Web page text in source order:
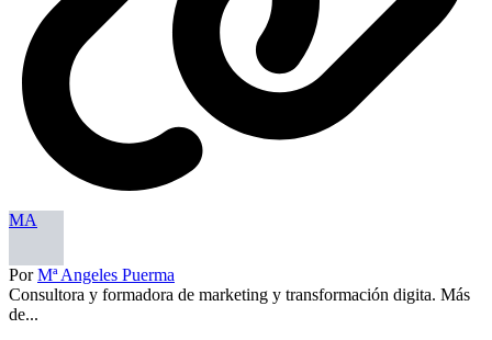
MA
PorMª Angeles Puerma
Consultora y formadora de marketing y transformación digita. Más
de...